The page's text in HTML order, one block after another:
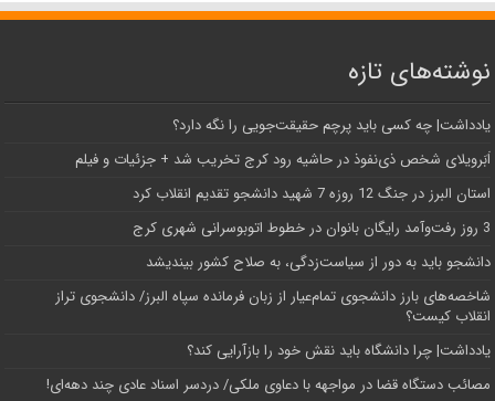
نوشته‌های تازه
یادداشت| ‌چه کسی باید پرچم حقیقت‌جویی را نگه دارد؟
اَبَر‌ویلای شخص ذی‌نفوذ در حاشیه‌ رود کرج تخریب شد + جزئیات و فیلم
استان البرز در جنگ 12 روزه 7 شهید دانشجو تقدیم انقلاب کرد
3 روز رفت‌وآمد رایگان بانوان در خطوط اتوبوسرانی شهری کرج
دانشجو باید به دور از سیاست‌زدگی، به صلاح کشور بیندیشد
شاخصه‌های بارز دانشجوی تمام‌عیار از زبان فرمانده سپاه البرز/ دانشجوی تراز
انقلاب کیست؟
یادداشت| چرا دانشگاه باید نقش خود را بازآرایی کند؟
مصائب دستگاه قضا در مواجهه با دعاوی ملکی/ دردسر اسناد عادی چند‌ دهه‌ای!